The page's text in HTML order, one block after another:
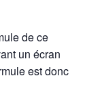
de ce
un écran
est donc